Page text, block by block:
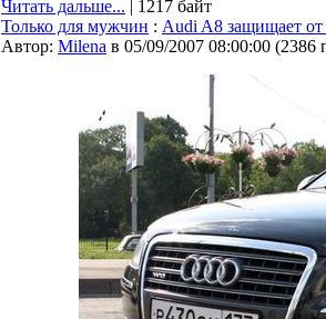
Читать дальше... | 1217 байт
Только для мужчин : Audi A8 защищает от
Автор: Milena в 05/09/2007 08:00:00 (2386